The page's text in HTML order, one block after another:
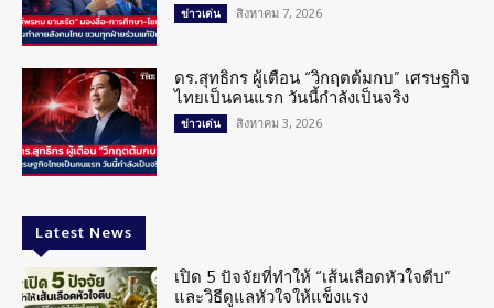
ข่าวเด่น สิงหาคม 7, 2026
ดร.สุทธิกร ผู้เตือน “วิกฤตต้มกบ” เศรษฐกิจ
ไทยเป็นคนแรก วันนี้กำลังเป็นจริง
ข่าวเด่น สิงหาคม 3, 2026
Latest News
เปิด 5 ปัจจัยที่ทำให้ “เส้นเลือดหัวใจตีบ”
และวิธีดูแลหัวใจให้แข็งแรง